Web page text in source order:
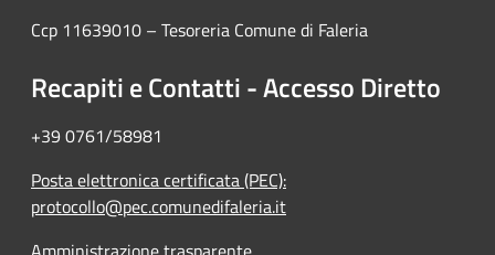
Ccp 11639010 – Tesoreria Comune di Faleria
Recapiti e Contatti - Accesso Diretto
+39 0761/58981
Posta elettronica certificata (PEC):
protocollo@pec.comunedifaleria.it